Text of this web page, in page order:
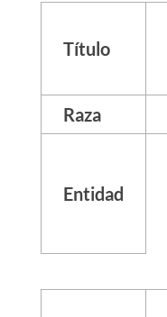
Título
Raza
Entidad